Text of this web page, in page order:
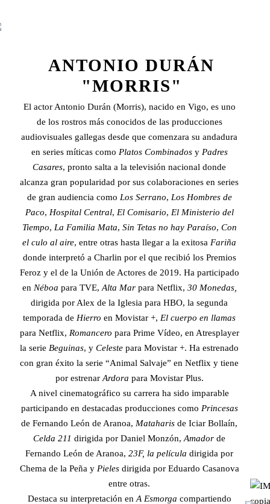
ANTONIO DURÁN
"MORRIS"
El actor Antonio Durán (Morris), nacido en Vigo, es uno
de los rostros más conocidos de las producciones
audiovisuales gallegas desde que comenzara su andadura
en series míticas como Platos Combinadosy Padres
Casares, pronto salta a la televisión nacional donde
alcanza gran popularidad por sus colaboraciones en series
de gran audiencia como Los Serrano, Los Hombres de
Paco, Hospital Central, El Comisario, El Ministerio del
Tiempo, La Familia Mata, Sin Tetas no hay Paraíso, Con
el culo al aire, entre otras hasta llegar a la exitosa Fariña
donde interpretó a Charlin por el que recibió los Premios
Feroz y el de la Unión de Actores de 2019. Ha participado
en Néboa para TVE, Alta Marpara Netflix, 30 Monedas,
dirigida por Alex de la Iglesia para HBO, la segunda
temporada de Hierro en Movistar +, El cuerpo en llamas
para Netflix, Romancero para Prime Vídeo, en Atresplayer
la serie Beguinas, y Celeste para Movistar +. Ha estrenado
con gran éxito la serie “Animal Salvaje” en Netflix y tiene
por estrenar Ardora para Movistar Plus.
A nivel cinematográfico su carrera ha sido imparable
participando en destacadas producciones como Princesas
de Fernando León de Aranoa, Mataharis de Iciar Bollaín,
Celda 211 dirigida por Daniel Monzón, Amador de
Fernando León de Aranoa, 23F, la película dirigida por
Chema de la Peña y Pielesdirigida por Eduardo Casanova
entre otras.
Destaca su interpretación en A Esmorga compartiendo